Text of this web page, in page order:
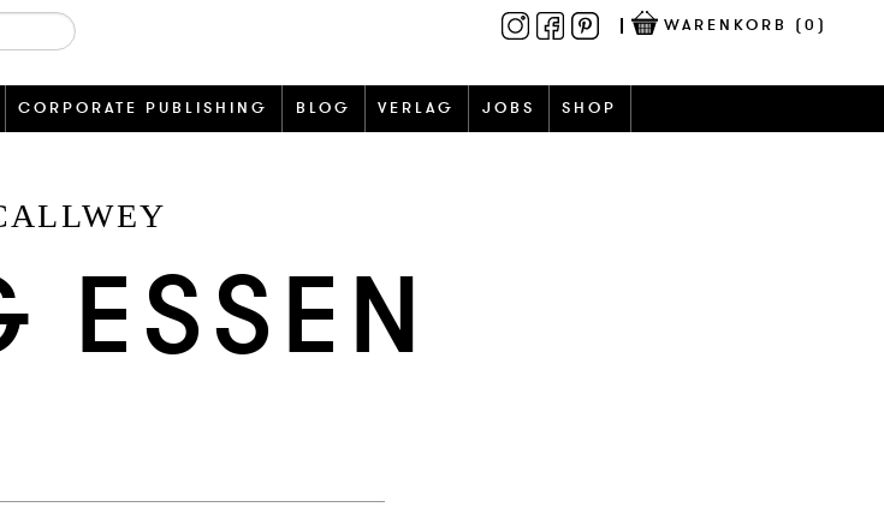
WARENKORB (0)
CORPORATE PUBLISHING BLOG VERLAG JOBS SHOP
ESSEN